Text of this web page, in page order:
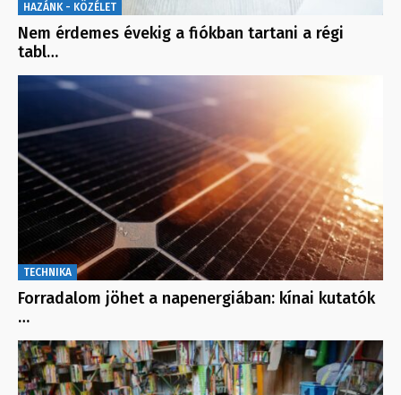
HAZÁNK - KÖZÉLET
Nem érdemes évekig a fiókban tartani a régi
tabl…
TECHNIKA
Forradalom jöhet a napenergiában: kínai kutatók
…